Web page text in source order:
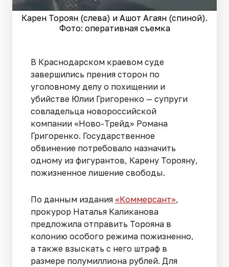
Карен Тороян (слева) и Ашот Агаян (спиной).
Фото: оперативная съемка
В Краснодарском краевом суде
завершились прения сторон по
уголовному делу о похищении и
убийстве Юлии Григоренко — супруги
совладельца новороссийской
компании «Ново-Трейд» Романа
Григоренко. Государственное
обвинение потребовало назначить
одному из фигурантов, Карену Торояну,
пожизненное лишение свободы.
По данным издания «Коммерсант»,
прокурор Наталья Каликанова
предложила отправить Торояна в
колонию особого режима пожизненно,
а также взыскать с него штраф в
размере полумиллиона рублей. Для